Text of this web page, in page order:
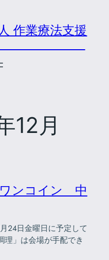
作業療法支援
ト
12月
ンコイン 中
日金曜日に予定して
理」は会場が手配でき